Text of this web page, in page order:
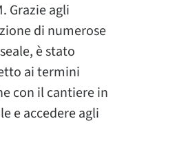
Grazie agli
di numerose
è stato
ai termini
con il cantiere in
e accedere agli